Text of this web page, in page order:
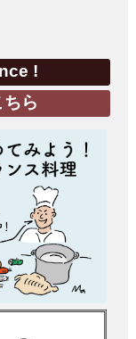
!
ら